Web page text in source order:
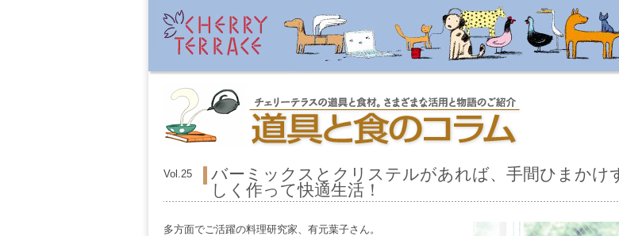
Vol.25
バーミックスとクリステルがあれば、手間ひまかけ
しく作って快適生活！
多方面でご活躍の料理研究家、有元葉子さん。